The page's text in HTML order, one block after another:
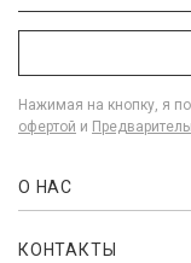
Нажимая на кнопку, я
офертой и
О НАС
КОНТАКТЫ